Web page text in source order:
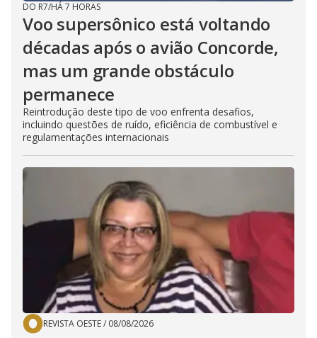
DO R7/HÁ 7 HORAS
Voo supersônico está voltando
décadas após o avião Concorde,
mas um grande obstáculo
permanece
Reintrodução deste tipo de voo enfrenta desafios,
incluindo questões de ruído, eficiência de combustível e
regulamentações internacionais
REVISTA OESTE/ 08/08/2026